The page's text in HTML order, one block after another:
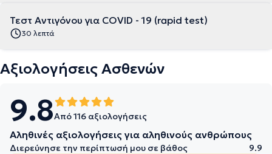
Τεστ Αντιγόνου για COVID - 19 (rapid test)
30 λεπτά
Αξιολογήσεις Ασθενών
9.8Από 116 αξιολογήσεις
Αληθινές αξιολογήσεις για αληθινούς ανθρώπους
Διερεύνησε την περίπτωσή μου σε βάθος
9.9